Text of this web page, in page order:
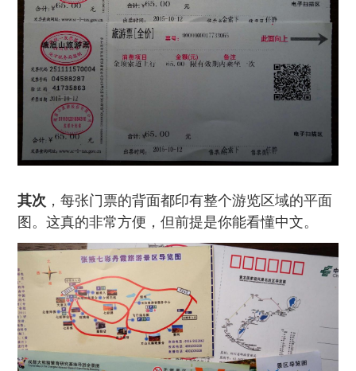
其次 ，每张门票的背面都印有整个游览区域的平面
图。这真的非常方便，但前提是你能看懂中文。